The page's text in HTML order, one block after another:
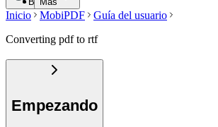
Inicio MobiPDF
Guía del usuario
Converting pdf to rtf
Empezando